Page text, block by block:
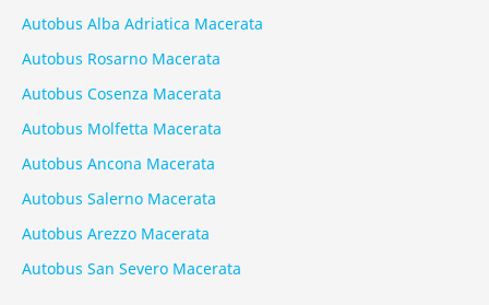
Autobus Alba Adriatica Macerata
Autobus Rosarno Macerata
Autobus Cosenza Macerata
Autobus Molfetta Macerata
Autobus Ancona Macerata
Autobus Salerno Macerata
Autobus Arezzo Macerata
Autobus San Severo Macerata